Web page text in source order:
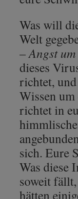
Was will
Welt
–Angst
dieses
richtet,
Wissen
richtet in
sich. Eure
Was diese
soweit
hätten